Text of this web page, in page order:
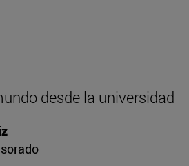
desde la universidad